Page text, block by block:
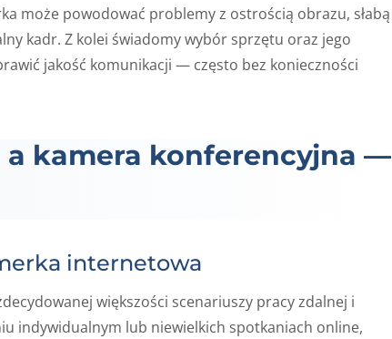
może powodować problemy z ostrością obrazu, słabą
kadr. Z kolei świadomy wybór sprzętu oraz jego
jakość komunikacji — często bez konieczności
kamera konferencyjna —
internetowa
większości scenariuszy pracy zdalnej i
indywidualnym lub niewielkich spotkaniach online,